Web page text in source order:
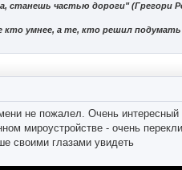
станешь частью дороги" (Грегори
кто умнее, а те, кто решил
не пожалел. Очень
мироустройстве - очень
своими глазами увидеть